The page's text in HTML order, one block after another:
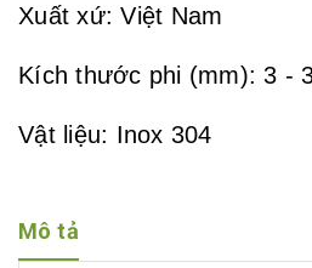
Xuất xứ: Việt Nam
Kích thước phi (mm): 3 -
Vật liệu: Inox 304
Ứng dụng: dùng siết chặt,
Mô tả